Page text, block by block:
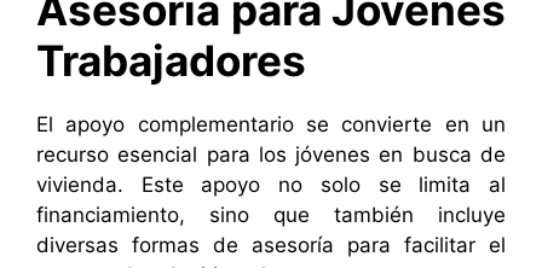
Trabajadores
El apoyo complementario se convierte en un
recurso esencial para los jóvenes en busca de
vivienda. Este apoyo no solo se limita al
financiamiento, sino que también incluye
diversas formas de asesoría para facilitar el